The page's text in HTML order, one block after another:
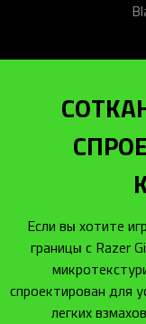
Если вы хотите
границы с Razer
спроектирован для
легких